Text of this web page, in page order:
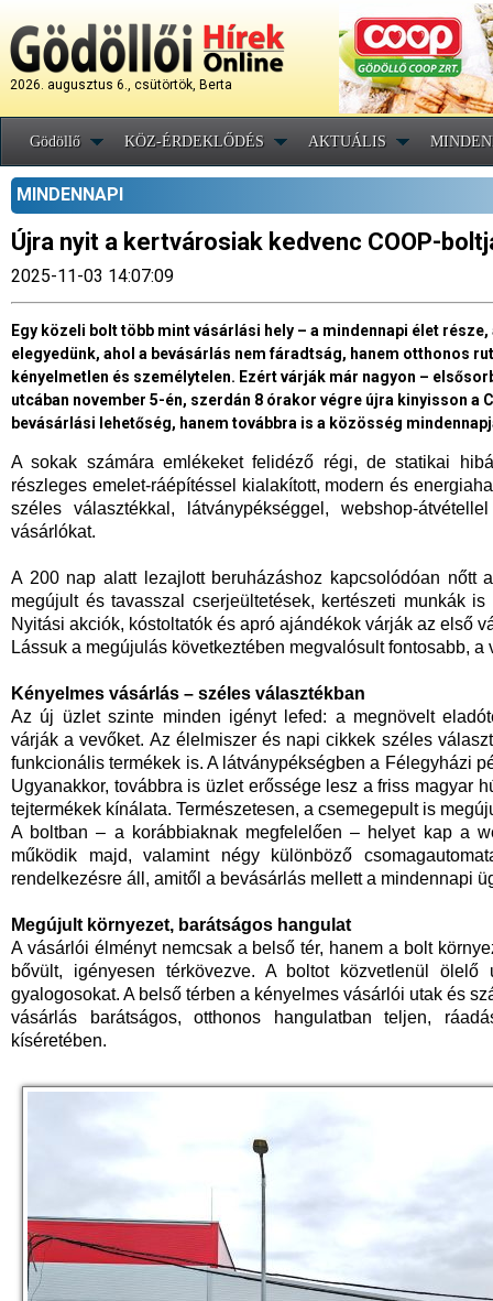
2026. augusztus 6., csütörtök, Berta
Gödöllő KÖZ-ÉRDEKLŐDÉS AKTUÁLIS
MINDENNAPI
Újra nyit a kertvárosiak kedvenc COOP-
2025-11-03 14:07:09
Egy közeli bolt több mint vásárlási hely – a mindennapi élet
elegyedünk, ahol a bevásárlás nem fáradtság, hanem otthonos
kényelmetlen és személytelen. Ezért várják már nagyon –
utcában november 5-én, szerdán 8 órakor végre újra kinyisson a
bevásárlási lehetőség, hanem továbbra is a közösség
A sokak számára emlékeket felidéző régi, de statikai
részleges emelet-ráépítéssel kialakított, modern és
széles választékkal, látványpékséggel, webshop-
vásárlókat.
A 200 nap alatt lezajlott beruházáshoz kapcsolódóan nőtt
megújult és tavasszal cserjeültetések, kertészeti munkák
Nyitási akciók, kóstoltatók és apró ajándékok várják az első
Lássuk a megújulás következtében megvalósult fontosabb,
Kényelmes vásárlás – széles választékban
Az új üzlet szinte minden igényt lefed: a megnövelt
várják a vevőket. Az élelmiszer és napi cikkek széles
funkcionális termékek is. A látványpékségben a Félegyházi
Ugyanakkor, továbbra is üzlet erőssége lesz a friss magyar
tejtermékek kínálata. Természetesen, a csemegepult is
A boltban – a korábbiaknak megfelelően – helyet kap a
működik majd, valamint négy különböző
rendelkezésre áll, amitől a bevásárlás mellett a mindennapi
Megújult környezet, barátságos hangulat
A vásárlói élményt nemcsak a belső tér, hanem a bolt
bővült, igényesen térkövezve. A boltot közvetlenül
gyalogosokat. A belső térben a kényelmes vásárlói utak és
vásárlás barátságos, otthonos hangulatban teljen,
kíséretében.